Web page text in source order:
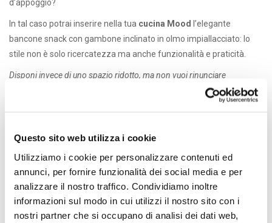
Questo sito web utilizza i cookie
Utilizziamo i cookie per personalizzare contenuti ed
annunci, per fornire funzionalità dei social media e per
analizzare il nostro traffico. Condividiamo inoltre
informazioni sul modo in cui utilizzi il nostro sito con i
nostri partner che si occupano di analisi dei dati web,
d’appoggio?
In tal caso potrai inserire nella tua cucina Mood l’elegante
bancone snack con gambone inclinato in olmo impiallacciato: lo
stile non è solo ricercatezza ma anche funzionalità e praticità.
Disponi invece di uno spazio ridotto, ma non vuoi rinunciare
Qui da noi trovi
PRECEDENTE NEXT